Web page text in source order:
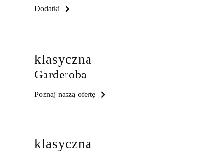
Dodatki
klasyczna
Garderoba
Poznaj naszą ofertę
klasyczna